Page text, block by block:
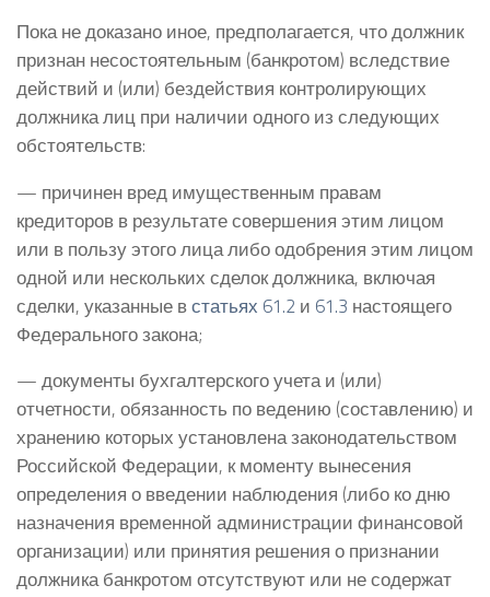
Пока не доказано иное, предполагается, что должник
признан несостоятельным (банкротом) вследствие
действий и (или) бездействия контролирующих
должника лиц при наличии одного из следующих
обстоятельств:
— причинен вред имущественным правам
кредиторов в результате совершения этим лицом
или в пользу этого лица либо одобрения этим лицом
одной или нескольких сделок должника, включая
сделки, указанные встатьях 61.2 и 61.3 настоящего
Федерального закона;
— документы бухгалтерского учета и (или)
отчетности, обязанность по ведению (составлению) и
хранению которых установлена законодательством
Российской Федерации, к моменту вынесения
определения о введении наблюдения (либо ко дню
назначения временной администрации финансовой
организации) или принятия решения о признании
должника банкротом отсутствуют или не содержат